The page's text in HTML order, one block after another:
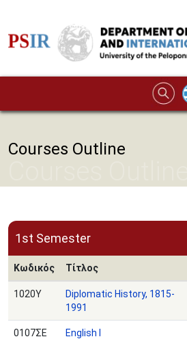
Courses Outline
1st Semester
Κωδικός Τίτλος
1020Υ
Diplomatic History, 1815-
1991
0107ΣΕ English Ι